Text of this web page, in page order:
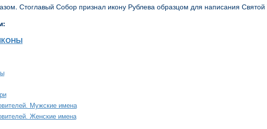
Стоглавый Собор признал икону Рублева образцом для написания
Мужские имена
Женские имена